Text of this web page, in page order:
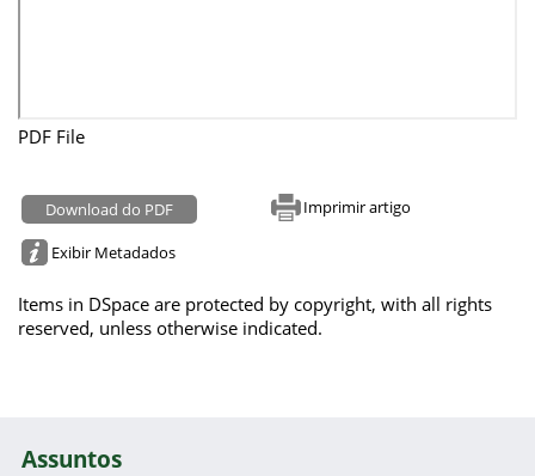
PDF File
Download do PDF Imprimir artigo
Exibir Metadados
Items in DSpace are protected by copyright, with all rights
reserved, unless otherwise indicated.
Assuntos